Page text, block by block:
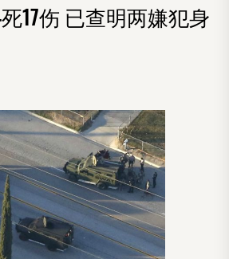
17伤 已查明两嫌犯身